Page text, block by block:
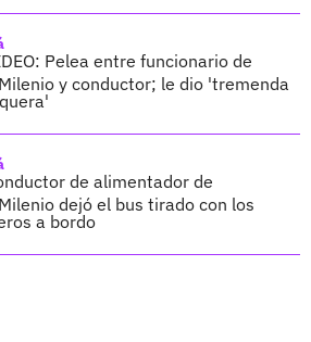
Pelea entre funcionario de
y conductor; le dio 'tremenda
de alimentador de
dejó el bus tirado con los
a bordo